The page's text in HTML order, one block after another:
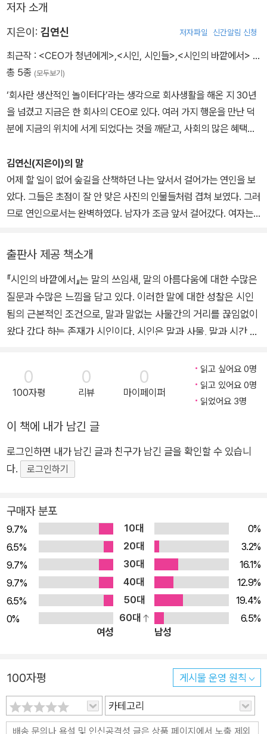
가던 날 뒷발자국
피어나던 회답을
저자 소개
지은이: 김연신 저자파일 신간알림 신청
최근작 : <CEO가 청년에게>,<시인, 시인들>,<시인의 바깥에서> …
총 5종 (모두보기)
‘회사란 생산적인 놀이터다’라는 생각으로 회사생활을 해온 지 30년
을 넘겼고 지금은 한 회사의 CEO로 있다. 여러 가지 행운을 만난 덕
분에 지금의 위치에 서게 되었다는 것을 깨닫고, 사회의 많은 혜택을
는 오늘의 청년들을 격려하고자 이 책을 쓰게 되었다. 고려대학교 법
학과를 졸업했고 보스톤대학교Boston University의 E-MBA과정
을 수료했다. 대우중공업(주)에 입사, 대우조선(현 대우조선해양주식
회사)으로 자리를 옮긴 후 전 세계를 돌아다니면서 선박을 수주하는
고 기획 업무도 담당했다. 그 후 (주)에넥스의 영업 상무로, (주)교보
문고의 영업 상무로 일하다가 현재는 우리나라 최초로 선박펀드를 만
들어낸 한국선박금융주식회사의 사장으로 일하고 있다. 저서로는 시
집《시를 쓰기 위하여》,《시인의 바깥에서》,《시인, 시인들》이 있다.
김연신(지은이)의 말
어제 할 일이 없어 숲길을 산책하던 나는 앞서서 걸어가는 연인을 보
았다. 그들은 초점이 잘 안 맞은 사진의 인물들처럼 겹쳐 보였다. 그러
므로 연인으로서는 완벽하였다. 남자가 조금 앞서 걸어갔다. 여자는
가 보기에는 너무 할말이 많아서 아무 말도 할 수 없는 것 같았다.
...그들은 내게 시인의 모습으로 보였다. 나는 그들이 조금 더 떨어져
걷다가 가끔 부둥켜안기를 바랐고, 어떤 사람들은 그러지 말고 아예
신방을 꾸며서 나오지 말기를 바랐다.
안녕하십니까? 두번째 시집을 소개하면서 보여준 글, "강가의 풀
숲"은 하이퍼 텍스트 혹은 층위가 있는 말들의 세계를 표현한 것인데,
이 글은 반드시 본문과 주석을 함께 읽어야 합니다. 그렇지 않으면 화
원문을 보시든지 제 홈페이지 http://my.dreamwiz.com/enlinje
에서 보시기 바랍니다. 안녕히 계십시요.
(2000년 9월 17일 알라딘에 보내신 작가 코멘트)
출판사 제공 책소개
『시인의 바깥에서』는 말의 쓰임새, 말의 아름다움에 대한 수많은
질문과 수많은 느낌을 담고 있다. 이러한 말에 대한 성찰은 시인
됨의 근본적인 조건으로, 말과 말없는 사물간의 거리를 끊임없이
왔다 갔다 하는 존재가 시인이다. 시인은 말과 사물, 말과 시간 속
격화되고 관습화된 말에서 실용성을 잘라냄으로써 말의 본래 자
리를 찾아간다. 결국 이 시집에는 최초의 말문을 열고자 하는 시
들로 웅성댄다. 그래서 시인은 시인의 바깥에 서 있다.
0
100자평
0
리뷰
0
마이페이퍼
읽고 싶어요 0명
읽고 있어요 0명
읽었어요 3명
이 책에 내가 남긴 글
로그인하면 내가 남긴 글과 친구가 남긴 글을 확인할 수 있습니
다.
로그인하기
구매자 분포
9.7% 10대
0%
6.5%
20대
3.2%
9.7%
30대
16.1%
9.7%
40대
12.9%
6.5%
50대
19.4%
0%
60대
6.5%
여성
남성
100자평 게시물 운영 원칙
카테고리